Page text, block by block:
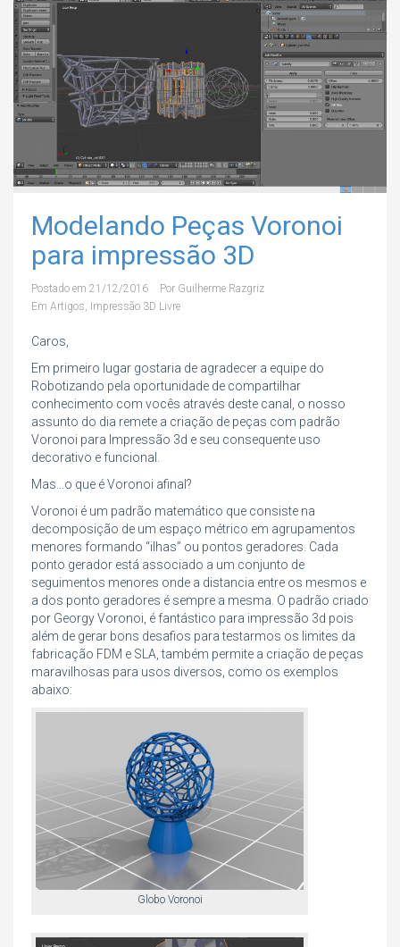
Modelando Peças Voronoi
para impressão 3D
Postado em 21/12/2016 Por Guilherme Razgriz
Em Artigos, Impressão 3D Livre
Caros,
Em primeiro lugar gostaria de agradecer a equipe do
Robotizando pela oportunidade de compartilhar
conhecimento com vocês através deste canal, o nosso
assunto do dia remete a criação de peças com padrão
Voronoi para Impressão 3d e seu consequente uso
decorativo e funcional.
Mas…o que é Voronoi afinal?
Voronoi é um padrão matemático que consiste na
decomposição de um espaço métrico em agrupamentos
menores formando “ilhas” ou pontos geradores. Cada
ponto gerador está associado a um conjunto de
seguimentos menores onde a distancia entre os mesmos e
a dos ponto geradores é sempre a mesma. O padrão criado
por Georgy Voronoi, é fantástico para impressão 3d pois
além de gerar bons desafios para testarmos os limites da
fabricação FDM e SLA, também permite a criação de peças
maravilhosas para usos diversos, como os exemplos
abaixo:
Globo Voronoi